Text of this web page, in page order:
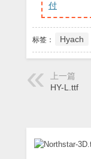
付
标签： Hyach
上一篇
HY-L.ttf